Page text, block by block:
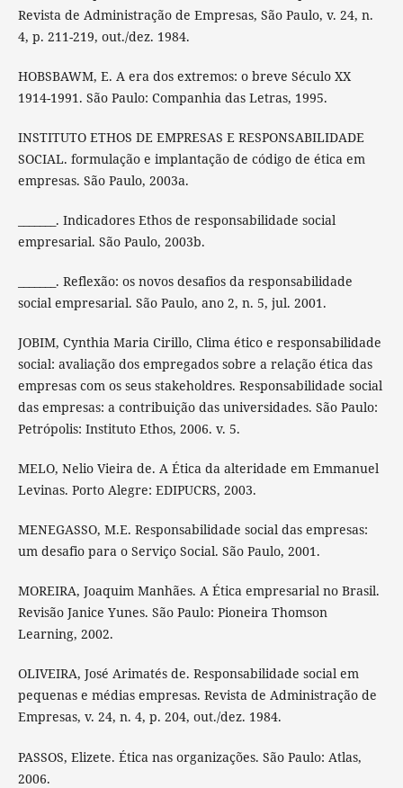
Revista de Administração de Empresas, São Paulo, v. 24, n.
4, p. 211-219, out./dez. 1984.
HOBSBAWM, E. A era dos extremos: o breve Século XX
1914-1991. São Paulo: Companhia das Letras, 1995.
INSTITUTO ETHOS DE EMPRESAS E RESPONSABILIDADE
SOCIAL. formulação e implantação de código de ética em
empresas. São Paulo, 2003a.
_______. Indicadores Ethos de responsabilidade social
empresarial. São Paulo, 2003b.
_______. Reflexão: os novos desafios da responsabilidade
social empresarial. São Paulo, ano 2, n. 5, jul. 2001.
JOBIM, Cynthia Maria Cirillo, Clima ético e responsabilidade
social: avaliação dos empregados sobre a relação ética das
empresas com os seus stakeholdres. Responsabilidade social
das empresas: a contribuição das universidades. São Paulo:
Petrópolis: Instituto Ethos, 2006. v. 5.
MELO, Nelio Vieira de. A Ética da alteridade em Emmanuel
Levinas. Porto Alegre: EDIPUCRS, 2003.
MENEGASSO, M.E. Responsabilidade social das empresas:
um desafio para o Serviço Social. São Paulo, 2001.
MOREIRA, Joaquim Manhães. A Ética empresarial no Brasil.
Revisão Janice Yunes. São Paulo: Pioneira Thomson
Learning, 2002.
OLIVEIRA, José Arimatés de. Responsabilidade social em
pequenas e médias empresas. Revista de Administração de
Empresas, v. 24, n. 4, p. 204, out./dez. 1984.
PASSOS, Elizete. Ética nas organizações. São Paulo: Atlas,
2006.